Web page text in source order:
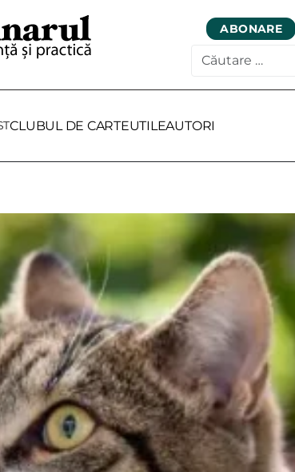
ABONARE
CLUBUL DE CARTEUTILEAUTORI